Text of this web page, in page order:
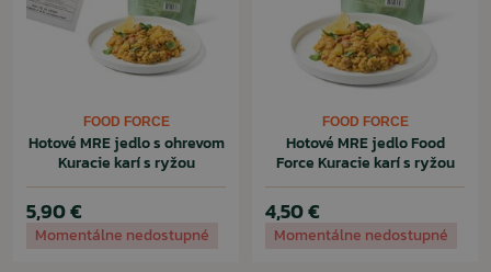
FOOD FORCE
Hotové MRE jedlo s ohrevom
Kuracie karí s ryžou
5,90 €
Momentálne nedostupné
FOOD FORCE
Hotové MRE jedlo Food
Force Kuracie karí s ryžou
4,50 €
Momentálne nedostupné